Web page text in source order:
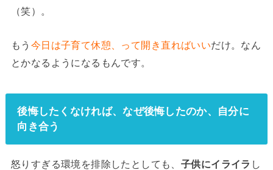
（笑）。
もう 今日は子育て休憩、って開き直ればいいだけ。なん
とかなるようになるもんです。
後悔したくなければ、なぜ後悔したのか、自分に
向き合う
怒りすぎる環境を排除したとしても、 子供にイライラ し